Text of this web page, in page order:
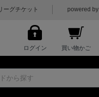
ーグチケット powered by
ログイン 買い物かご